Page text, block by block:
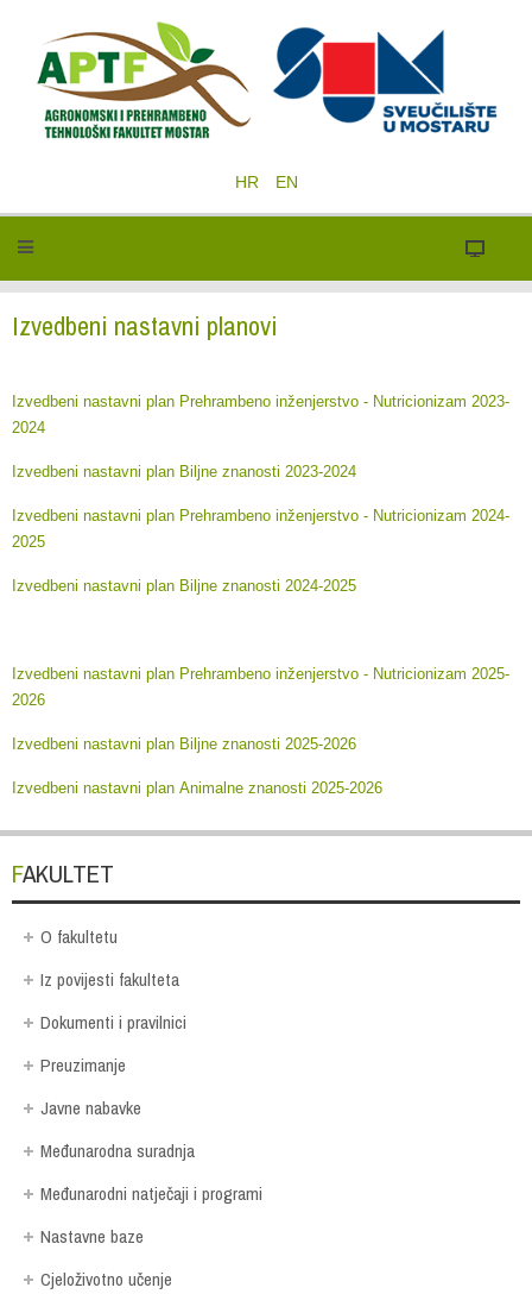
HR EN
Izvedbeni nastavni planovi
Izvedbeni nastavni plan Prehrambeno inženjerstvo - Nutricionizam 2023-
2024
Izvedbeni nastavni plan Biljne znanosti 2023-2024
Izvedbeni nastavni plan Prehrambeno inženjerstvo - Nutricionizam 2024-
2025
Izvedbeni nastavni plan Biljne znanosti 2024-2025
Izvedbeni nastavni plan Prehrambeno inženjerstvo - Nutricionizam 2025-
2026
Izvedbeni nastavni plan Biljne znanosti 2025-2026
Izvedbeni nastavni plan Animalne znanosti 2025-2026
FAKULTET
O fakultetu
Iz povijesti fakulteta
Dokumenti i pravilnici
Preuzimanje
Javne nabavke
Međunarodna suradnja
Međunarodni natječaji i programi
Nastavne baze
Cjeloživotno učenje